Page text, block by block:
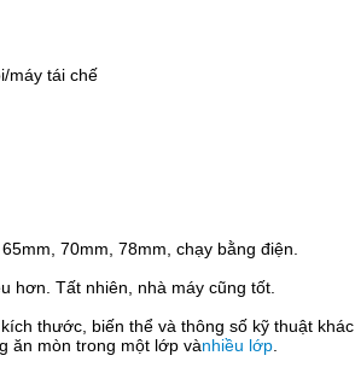
máy tái chế
70mm, 78mm, chạy bằng điện.
hơn. Tất nhiên, nhà máy cũng tốt.
thước, biến thể và thông số kỹ thuật
ăn mòn trong một lớp vànhiều lớp